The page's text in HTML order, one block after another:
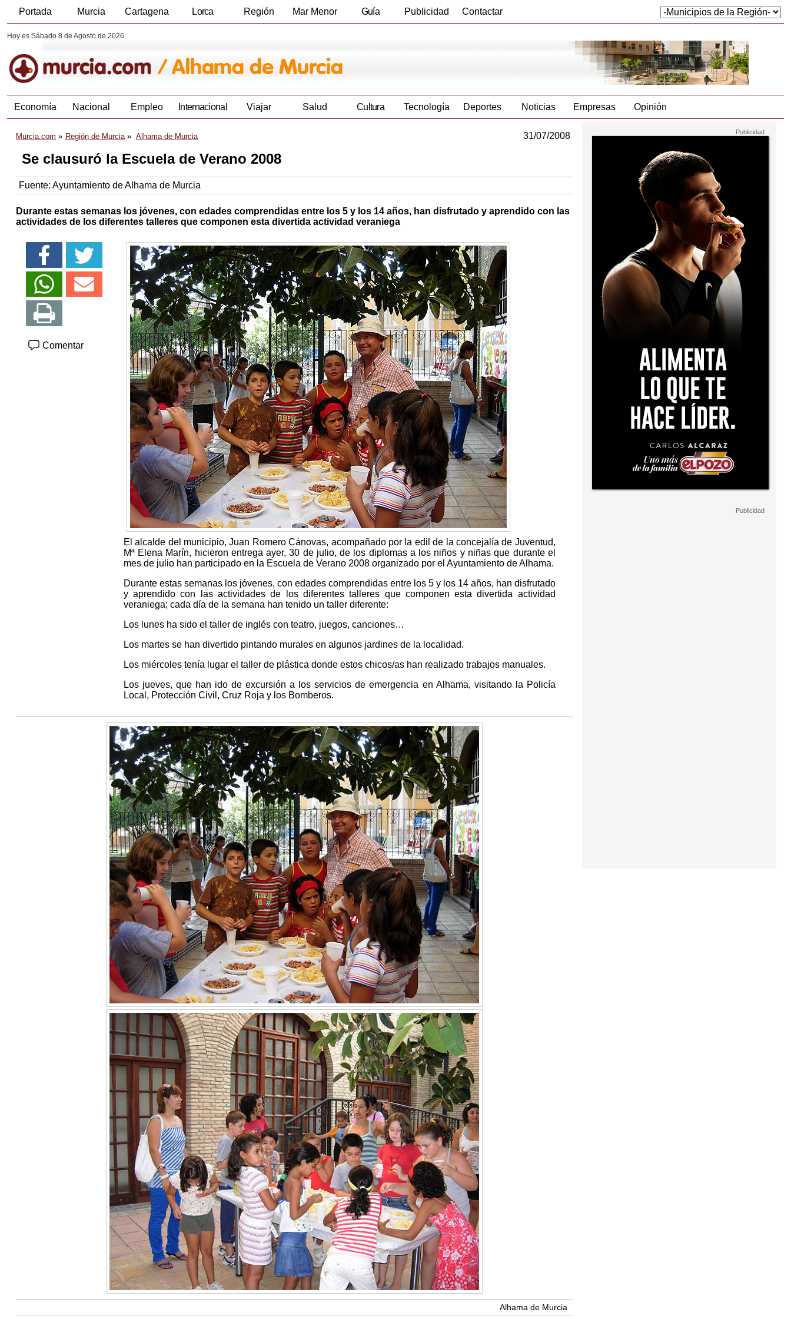
Portada Murcia Cartagena Lorca Región Mar Menor Guía Publicidad Contactar
Hoy es Sábado 8 de Agosto de 2026
Economía Nacional Empleo Internacional Viajar Salud Cultura Tecnología Deportes Noticias Empresas Opinión
Murcia.com Región de Murcia Alhama de Murcia 31/07/2008
Se clausuró la Escuela de Verano 2008
Fuente: Ayuntamiento de Alhama de Murcia
Durante estas semanas los jóvenes, con edades comprendidas entre los 5 y los 14 años, han disfrutado y aprendido con las
actividades de los diferentes talleres que componen esta divertida actividad veraniega
Comentar
El alcalde del municipio, Juan Romero Cánovas, acompañado por la edil de la concejalía de Juventud,
Mª Elena Marín, hicieron entrega ayer, 30 de julio, de los diplomas a los niños y niñas que durante el
mes de julio han participado en la Escuela de Verano 2008 organizado por el Ayuntamiento de Alhama.
Durante estas semanas los jóvenes, con edades comprendidas entre los 5 y los 14 años, han disfrutado
y aprendido con las actividades de los diferentes talleres que componen esta divertida actividad
veraniega; cada día de la semana han tenido un taller diferente:
Los lunes ha sido el taller de inglés con teatro, juegos, canciones…
Los martes se han divertido pintando murales en algunos jardines de la localidad.
Los miércoles tenía lugar el taller de plástica donde estos chicos/as han realizado trabajos manuales.
Los jueves, que han ido de excursión a los servicios de emergencia en Alhama, visitando la Policía
Local, Protección Civil, Cruz Roja y los Bomberos.
Alhama de Murcia